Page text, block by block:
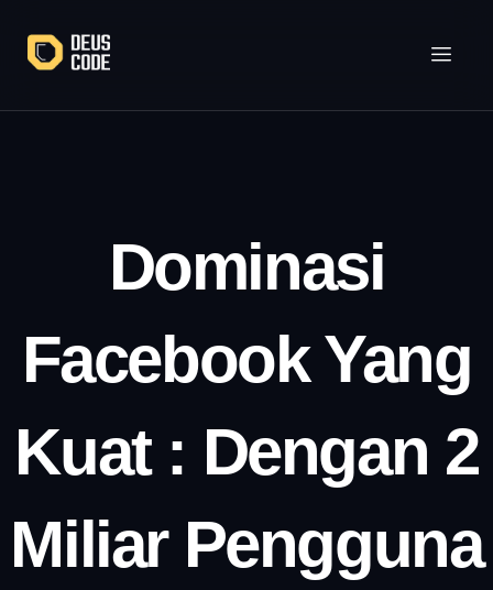
konten
Dominasi
Facebook Yang
Kuat : Dengan 2
Miliar Pengguna